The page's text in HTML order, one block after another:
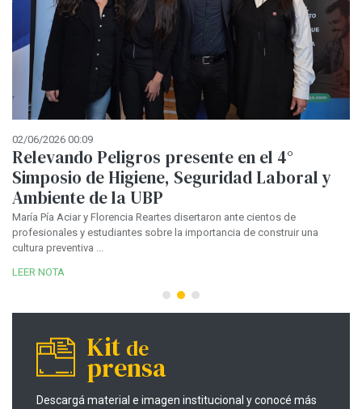
02/06/2026 00:09
Relevando Peligros presente en el 4°
Simposio de Higiene, Seguridad Laboral y
Ambiente de la UBP
María Pía Aciar y Florencia Reartes disertaron ante cientos de
profesionales y estudiantes sobre la importancia de construir una
cultura preventiva ...
LEER NOTA
Kit de
prensa
Descargá material e imagen institucional y conocé más